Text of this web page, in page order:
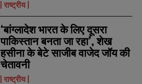
SUBMIT
SUBMIT
राष्ट्रीय
‘बांग्लादेश भारत के लिए दूसरा
पाकिस्तान बनता जा रहा’, शेख
हसीना के बेटे साजीब वाजेद जॉय की
चेतावनी
राष्ट्रीय